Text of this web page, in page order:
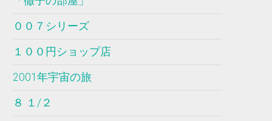
００７シリーズ
１００円ショップ店
2001年宇宙の旅
８ １/２